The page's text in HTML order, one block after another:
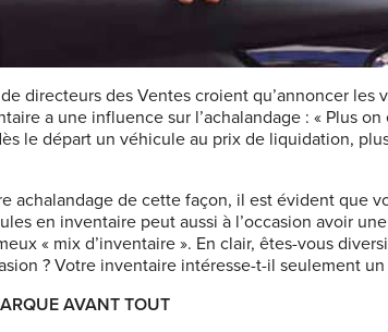
directeurs des Ventes croient qu’annoncer
a une influence sur l’achalandage : « Plus
le départ un véhicule au prix de liquidation,
achalandage de cette façon, il est évident que
en inventaire peut aussi à l’occasion avoir
« mix d’inventaire ». En clair, êtes-vous
? Votre inventaire intéresse-t-il seulement
AVANT TOUT